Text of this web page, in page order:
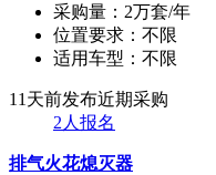
采购量： 2万套/年
位置要求： 不限
适用车型： 不限
11天前发布近期采购
2人报名
排气火花熄灭器